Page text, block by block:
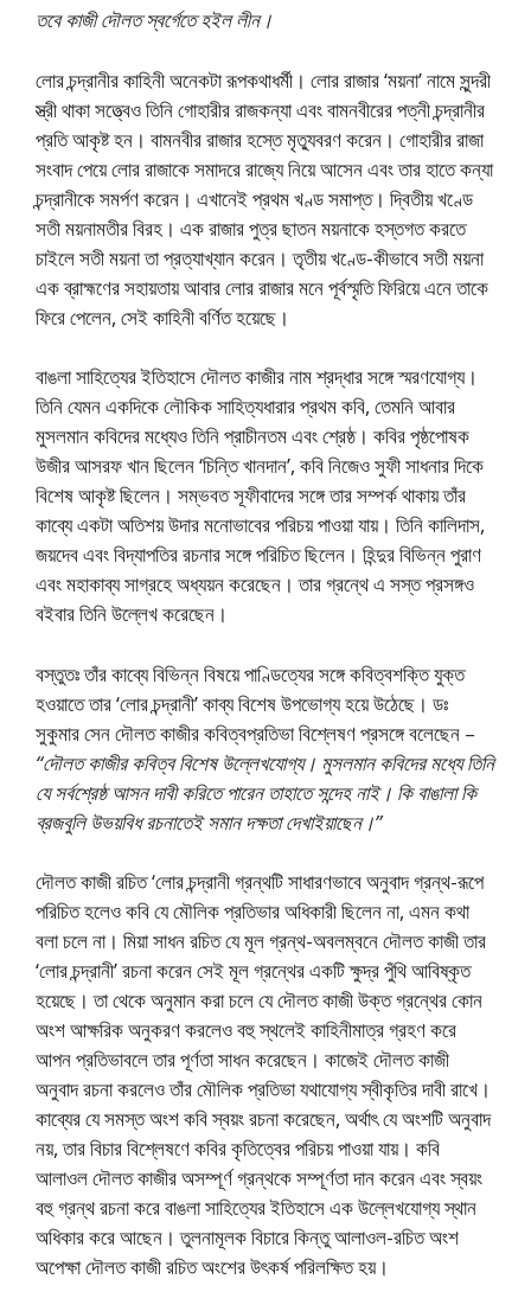
তবে কাজী দৌলত স্বর্গেতে হইল লীন।
লাের চন্দ্রানীর কাহিনী অনেকটা রূপকথাধর্মী। লাের রাজার ‘ময়না’ নামে সুন্দরী
স্ত্রী থাকা সত্ত্বেও তিনি গােহারীর রাজকন্যা এবং বামনবীরের পত্নী চন্দ্রানীর
প্রতি আকৃষ্ট হন। বামনবীর রাজার হস্তে মৃত্যুবরণ করেন। গােহারীর রাজা
সংবাদ পেয়ে লাের রাজাকে সমাদরে রাজ্যে নিয়ে আসেন এবং তার হাতে কন্যা
চন্দ্রানীকে সমর্পণ করেন। এখানেই প্রথম খণ্ড সমাপ্ত। দ্বিতীয় খণ্ডে
সতী ময়নামতীর বিরহ। এক রাজার পুত্র ছাতন ময়নাকে হস্তগত করতে
চাইলে সতী ময়না তা প্রত্যাখ্যান করেন। তৃতীয় খণ্ডে-কীভাবে সতী ময়না
এক ব্রাহ্মণের সহায়তায় আবার লাের রাজার মনে পূর্বস্মৃতি ফিরিয়ে এনে তাকে
ফিরে পেলেন, সেই কাহিনী বর্ণিত হয়েছে।
বাঙলা সাহিত্যের ইতিহাসে দৌলত কাজীর নাম শ্রদ্ধার সঙ্গে স্মরণযােগ্য।
তিনি যেমন একদিকে লৌকিক সাহিত্যধারার প্রথম কবি, তেমনি আবার
মুসলমান কবিদের মধ্যেও তিনি প্রাচীনতম এবং শ্রেষ্ঠ। কবির পৃষ্ঠপােষক
উজীর আসরফ খান ছিলেন ‘চিন্তি খানদান’, কবি নিজেও সুফী সাধনার দিকে
বিশেষ আকৃষ্ট ছিলেন। সম্ভবত সূফীবাদের সঙ্গে তার সম্পর্ক থাকায় তাঁর
কাব্যে একটা অতিশয় উদার মনােভাবের পরিচয় পাওয়া যায়। তিনি কালিদাস,
জয়দেব এবং বিদ্যাপতির রচনার সঙ্গে পরিচিত ছিলেন। হিন্দুর বিভিন্ন পুরাণ
এবং মহাকাব্য সাগ্রহে অধ্যয়ন করেছেন। তার গ্রন্থে এ সস্ত প্রসঙ্গও
বইবার তিনি উল্লেখ করেছেন।
বস্তুতঃ তাঁর কাব্যে বিভিন্ন বিষয়ে পাণ্ডিত্যের সঙ্গে কবিত্বশক্তি যুক্ত
হওয়াতে তার ‘লাের চন্দ্রানী’ কাব্য বিশেষ উপভােগ্য হয়ে উঠেছে। ডঃ
সুকুমার সেন দৌলত কাজীর কবিত্বপ্রতিভা বিশ্লেষণ প্রসঙ্গে বলেছেন –
“দৌলত কাজীর কবিত্ব বিশেষ উল্লেখযােগ্য। মুসলমান কবিদের মধ্যে তিনি
যে সর্বশ্রেষ্ঠ আসন দাবী করিতে পারেন তাহাতে সন্দেহ নাই। কি বাঙালা কি
ব্রজবুলি উভয়বিধ রচনাতেই সমান দক্ষতা দেখাইয়াছেন।”
দৌলত কাজী রচিত ‘লাের চন্দ্রানী গ্রন্থটি সাধারণভাবে অনুবাদ গ্রন্থ-রূপে
পরিচিত হলেও কবি যে মৌলিক প্রতিভার অধিকারী ছিলেন না, এমন কথা
বলা চলে না। মিয়া সাধন রচিত যে মূল গ্রন্থ-অবলম্বনে দৌলত কাজী তার
‘লাের চন্দ্রানী’ রচনা করেন সেই মূল গ্রন্থের একটি ক্ষুদ্র পুঁথি আবিষ্কৃত
হয়েছে। তা থেকে অনুমান করা চলে যে দৌলত কাজী উক্ত গ্রন্থের কোন
অংশ আক্ষরিক অনুকরণ করলেও বহু স্থলেই কাহিনীমাত্র গ্রহণ করে
আপন প্রতিভাবলে তার পূর্ণতা সাধন করেছেন। কাজেই দৌলত কাজী
অনুবাদ রচনা করলেও তাঁর মৌলিক প্রতিভা যথাযােগ্য স্বীকৃতির দাবী রাখে।
কাব্যের যে সমস্ত অংশ কবি স্বয়ং রচনা করেছেন, অর্থাৎ যে অংশটি অনুবাদ
নয়, তার বিচার বিশ্লেষণে কবির কৃতিত্বের পরিচয় পাওয়া যায়। কবি
আলাওল দৌলত কাজীর অসম্পূর্ণ গ্রন্থকে সম্পূর্ণতা দান করেন এবং স্বয়ং
বহু গ্রন্থ রচনা করে বাঙলা সাহিত্যের ইতিহাসে এক উল্লেখযােগ্য স্থান
অধিকার করে আছেন। তুলনামূলক বিচারে কিন্তু আলাওল-রচিত অংশ
অপেক্ষা দৌলত কাজী রচিত অংশের উৎকর্ষ পরিলক্ষিত হয়।